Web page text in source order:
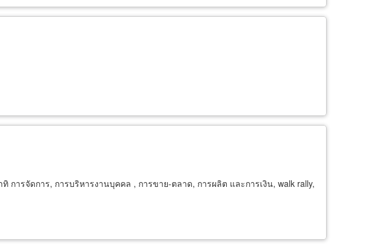
ารจัดการ, การบริหารงานบุคคล , การขาย-ตลาด, การผลิต และการเงิน, walk rally,